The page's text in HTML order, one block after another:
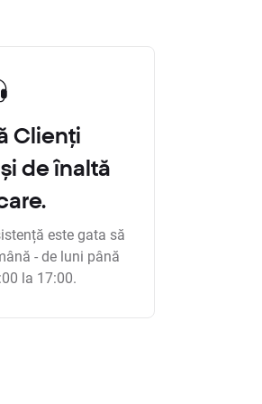
Clienți
de înaltă
este gata să
- de luni până
la 17:00.